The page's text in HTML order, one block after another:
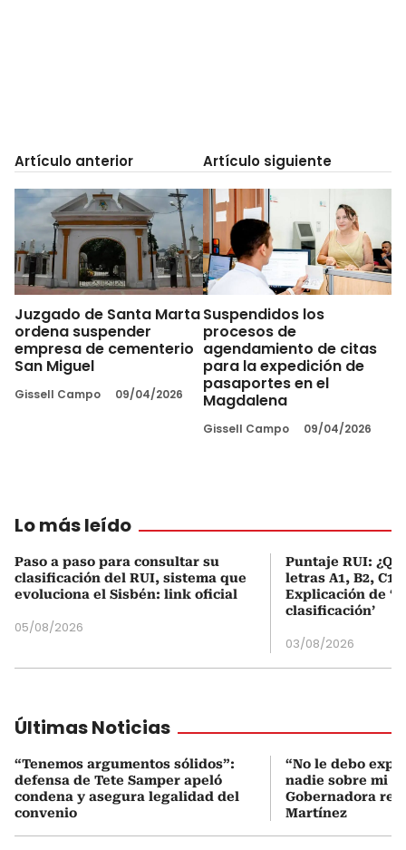
Artículo anterior
Juzgado de Santa Marta
ordena suspender
empresa de cementerio
San Miguel
Gissell Campo 09/04/2026
Artículo siguiente
Suspendidos los
procesos de
agendamiento de citas
para la expedición de
pasaportes en el
Magdalena
Gissell Campo 09/04/2026
Lo más leído
Paso a paso para consultar su
clasificación del RUI, sistema que
evoluciona el Sisbén: link oficial
05/08/2026
Puntaje RUI:
letras A1, B2, C1
Explicación de
clasificación’
03/08/2026
Últimas Noticias
“Tenemos argumentos sólidos”:
defensa de Tete Samper apeló
condena y asegura legalidad del
convenio
“No le debo
nadie sobre mi
Gobernadora
Martínez